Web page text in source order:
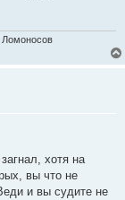
Ломоносов
хотя на
вы что не
и вы судите не